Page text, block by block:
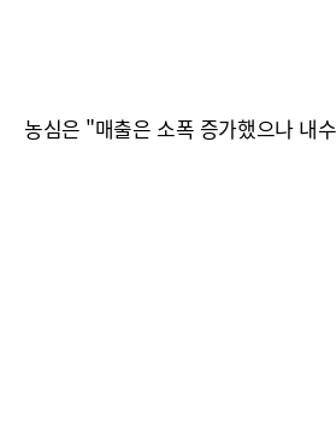
농심은 "매출은 소폭 증가했으나 내